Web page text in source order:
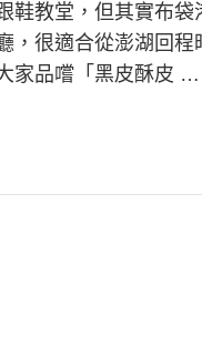
鞋教堂，但其實布袋
，很適合從澎湖回程
家品嚐「黑皮酥皮 …